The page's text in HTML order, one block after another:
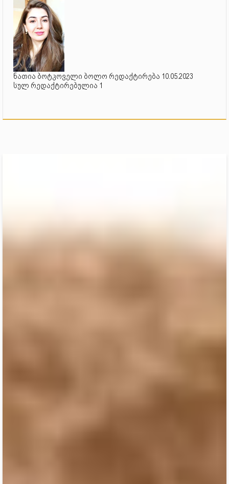
ნათია ბოტკოველი ბოლო რედაქტირება 10.05.2023
სულ რედაქტირებულია 1